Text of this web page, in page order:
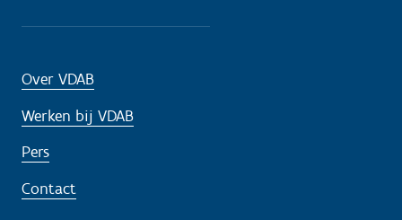
Over VDAB
Werken bij VDAB
Pers
Contact